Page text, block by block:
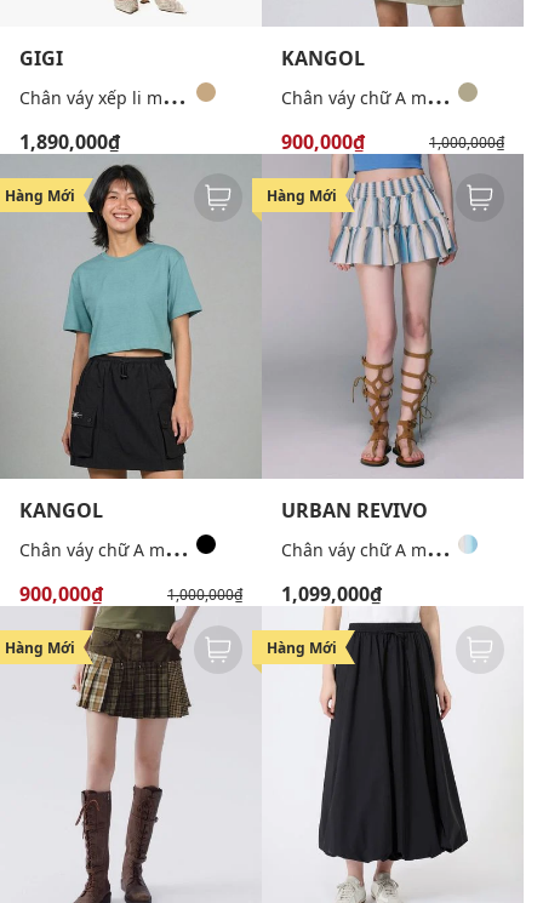
GIGI
C
hân váy xếp li midi phom chữ A
1,890,000₫
KANGOL
C
hân váy chữ A mini túi hộp
900,000₫ 1,000,000₫
Hàng Mới
-10%
KANGOL
C
hân váy chữ A mini túi hộp
900,000₫ 1,000,000₫
Hàng Mới
URBAN REVIVO
C
hân váy chữ A mini xếp tầng lưng thun
1,099,000₫
Hàng Mới Hàng Mới